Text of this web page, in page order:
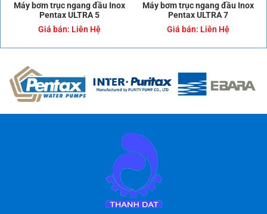
Máy bơm trục ngang đầu Inox
Pentax ULTRA 5
Giá bán: Liên Hệ
Máy bơm trục ngang đầu Inox
Pentax ULTRA 7
Giá bán: Liên Hệ